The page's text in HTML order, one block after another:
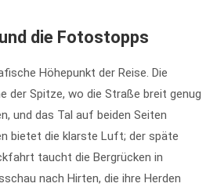
die Fotostopps
Höhepunkt der Reise. Die
der Spitze, wo die Straße breit genug
und das Tal auf beiden Seiten
bietet die klarste Luft; der späte
taucht die Bergrücken in
nach Hirten, die ihre Herden